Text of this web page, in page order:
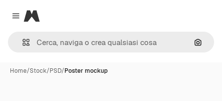
Close menu
Magnific
Cerca
Home/Stock/PSD/Poster mockup